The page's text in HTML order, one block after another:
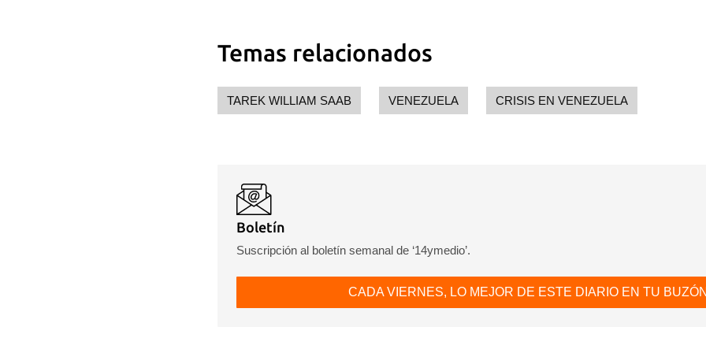
Temas relacionados
TAREK WILLIAM SAAB VENEZUELA CRISIS EN VENEZUELA
Boletín
Suscripción al boletín semanal de ‘14ymedio’.
CADA VIERNES, LO MEJOR DE ESTE DIARIO EN TU